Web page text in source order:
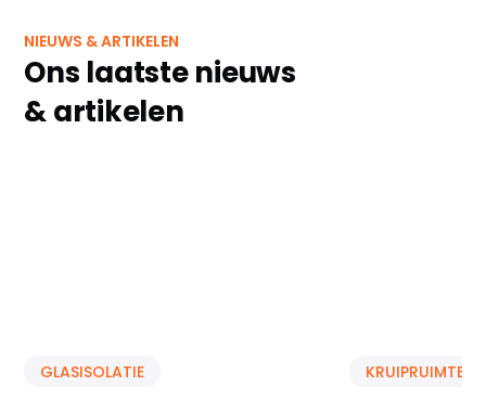
NIEUWS & ARTIKELEN
Ons laatste nieuws
& artikelen
GLASISOLATIE KRUIPRUIMTE